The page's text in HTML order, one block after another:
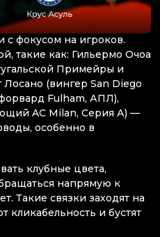
с фокусом на игроков.
такие как: Гильермо Очоа
Примейры и
(вингер San Diego
Fulham, АПЛ),
AC Milan, Серия А) —
особенно в
клубные цвета,
напрямую к
Такие связки заходят на
кликабельность и бустят